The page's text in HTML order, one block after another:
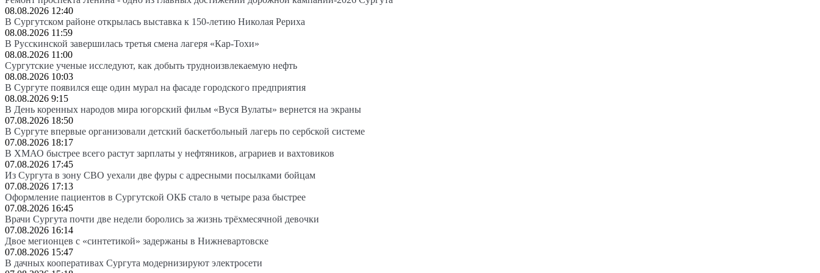
08.08.2026 12:40
В Сургутском районе открылась выставка к 150-летию Николая Рериха
08.08.2026 11:59
В Русскинской завершилась третья смена лагеря «Кар-Тохи»
08.08.2026 11:00
Сургутские ученые исследуют, как добыть трудноизвлекаемую нефть
08.08.2026 10:03
В Сургуте появился еще один мурал на фасаде городского предприятия
08.08.2026 9:15
В День коренных народов мира югорский фильм «Вуся Вулаты» вернется на экраны
07.08.2026 18:50
В Сургуте впервые организовали детский баскетбольный лагерь по сербской системе
07.08.2026 18:17
В ХМАО быстрее всего растут зарплаты у нефтяников, аграриев и вахтовиков
07.08.2026 17:45
Из Сургута в зону СВО уехали две фуры с адресными посылками бойцам
07.08.2026 17:13
Оформление пациентов в Сургутской ОКБ стало в четыре раза быстрее
07.08.2026 16:45
Врачи Сургута почти две недели боролись за жизнь трёхмесячной девочки
07.08.2026 16:14
Двое мегионцев с «синтетикой» задержаны в Нижневартовске
07.08.2026 15:47
В дачных кооперативах Сургута модернизируют электросети